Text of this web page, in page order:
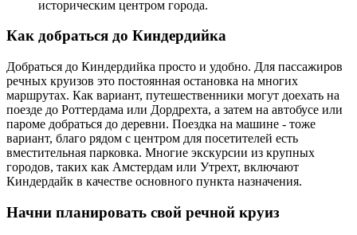
историческим центром города.
Как добраться до Киндердийка
Добраться до Киндердийка просто и удобно. Для пассажиров
речных круизов это постоянная остановка на многих
маршрутах. Как вариант, путешественники могут доехать на
поезде до Роттердама или Дордрехта, а затем на автобусе или
пароме добраться до деревни. Поездка на машине - тоже
вариант, благо рядом с центром для посетителей есть
вместительная парковка. Многие экскурсии из крупных
городов, таких как Амстердам или Утрехт, включают
Киндердайк в качестве основного пункта назначения.
Начни планировать свой речной круиз